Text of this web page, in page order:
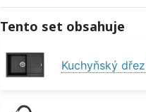
Tento set obsahuje
Kuchyňský